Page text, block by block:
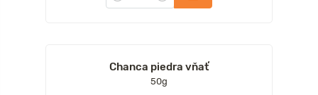
Chanca piedra vňať
50g